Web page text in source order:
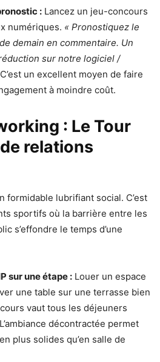
: Lancez un jeu-concours
numériques. « Pronostiquez le
demain en commentaire. Un
sur notre logiciel /
C’est un excellent moyen de faire
à moindre coût.
: Le Tour
relations
formidable lubrifiant social. C’est
sportifs où la barrière entre les
s’effondre le temps d’une
sur une étape : Louer un espace
une table sur une terrasse bien
vaut tous les déjeuners
décontractée permet
plus solides qu’en salle de